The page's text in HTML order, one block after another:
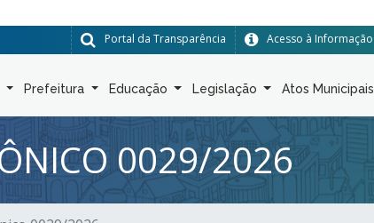
Acesso à Informação
Portal da Transparência
Prefeitura Educação Legislação Atos Municipais
0029/2026